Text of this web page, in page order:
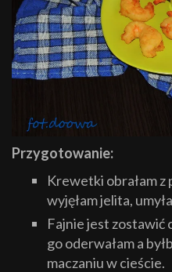
Przygotowanie:
Krewetki obrałam z
wyjęłam jelita,
Fajnie jest zostawić
go oderwałam a
maczaniu w cieście.